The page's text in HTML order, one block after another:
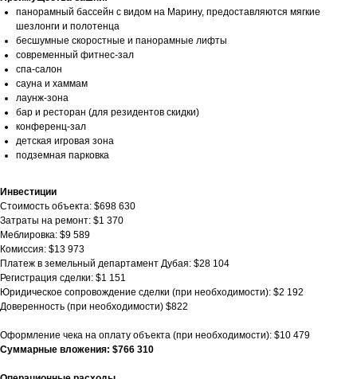
панорамный бассейн с видом на Марину, предоставляются мягкие
шезлонги и полотенца
бесшумные скоростные и панорамные лифты
современный фитнес-зал
спа-салон
сауна и хаммам
лаунж-зона
бар и ресторан (для резидентов скидки)
конференц-зал
детская игровая зона
подземная парковка
Инвестиции
Стоимость объекта: $698 630
Затраты на ремонт: $1 370
Меблировка: $9 589
Комиссия: $13 973
Платеж в земельный департамент Дубая: $28 104
Регистрация сделки: $1 151
Юридическое сопровождение сделки (при необходимости): $2 192
Доверенность (при необходимости) $822
Оформление чека на оплату объекта (при необходимости): $10 479
Суммарные вложения: $766 310